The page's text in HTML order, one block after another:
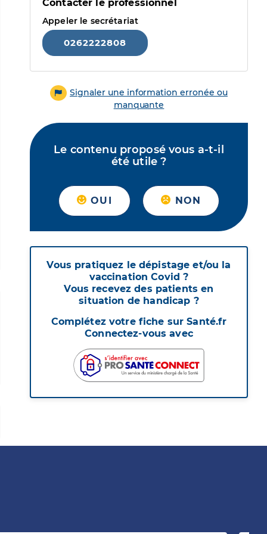
Contacter le professionnel
Appeler le secrétariat
0262222808
Signaler une information erronée ou
manquante
Le contenu proposé vous a-t-il
été utile ?
OUI NON
Vous pratiquez le dépistage et/ou la
vaccination Covid ?
Vous recevez des patients en
situation de handicap ?
Complétez votre fiche sur Santé.fr
Connectez-vous avec